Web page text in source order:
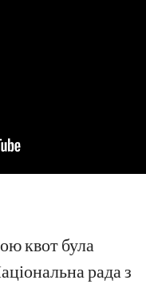
квот була
рада з